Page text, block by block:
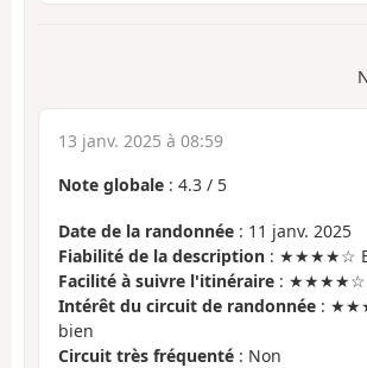
13 janv. 2025 à 08:59
Note globale : 4.3 / 5
Date de la randonnée : 11 janv. 2025
Fiabilité de la description : ★★★★☆
Facilité à suivre l'itinéraire : ★★★★☆
Intérêt du circuit de randonnée :
bien
Circuit très fréquenté : Non